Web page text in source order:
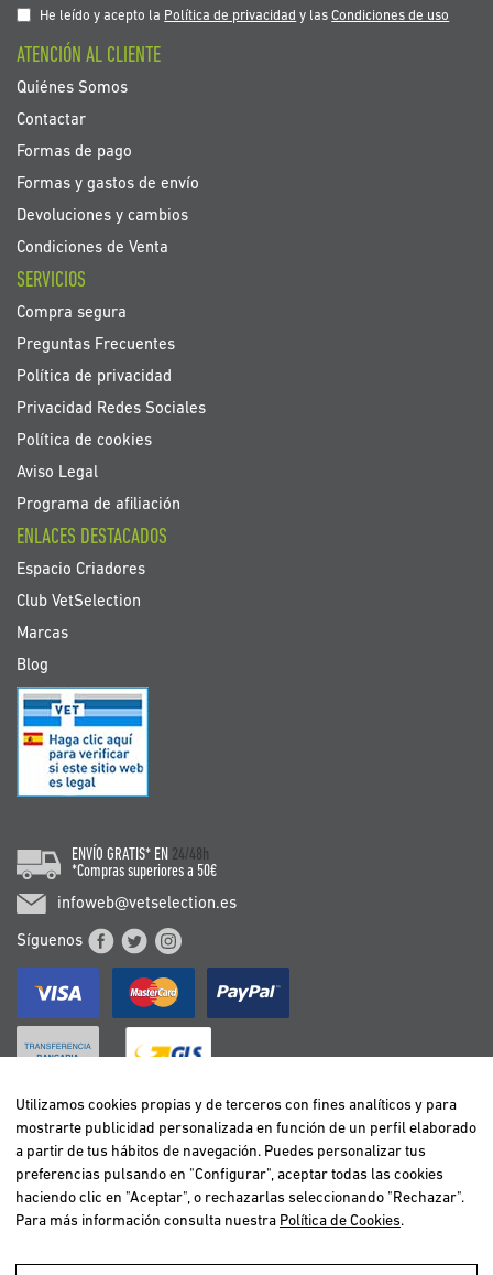
nuestro
de
noticias:
He leído y acepto la Política de privacidad y lasCondiciones de uso
ATENCIÓN AL CLIENTE
Quiénes Somos
Contactar
Formas de pago
Formas y gastos de envío
Devoluciones y cambios
Condiciones de Venta
SERVICIOS
Compra segura
Preguntas Frecuentes
Política de privacidad
Privacidad Redes Sociales
Política de cookies
Aviso Legal
Programa de afiliación
ENLACES DESTACADOS
Espacio Criadores
Club VetSelection
Marcas
Blog
ENVÍO GRATIS* EN 24/48h
*Compras superiores a 50€
infoweb@vetselection.es
Síguenos
BELGIË / BELGIQUE
DEUTSCHLAND
ESPAÑA
FRANCE
ITALIA
Utilizamos cookies propias y de terceros con fines analíticos y para
mostrarte publicidad personalizada en función de un perfil elaborado
a partir de tus hábitos de navegación. Puedes personalizar tus
preferencias pulsando en "Configurar", aceptar todas las cookies
haciendo clic en "Aceptar", o rechazarlas seleccionando "Rechazar".
Para más información consulta nuestra Política de Cookies.